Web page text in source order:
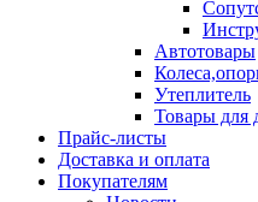
Автотовары
Утеплитель
Товары для
Прайс-листы
Доставка и оплата
Покупателям